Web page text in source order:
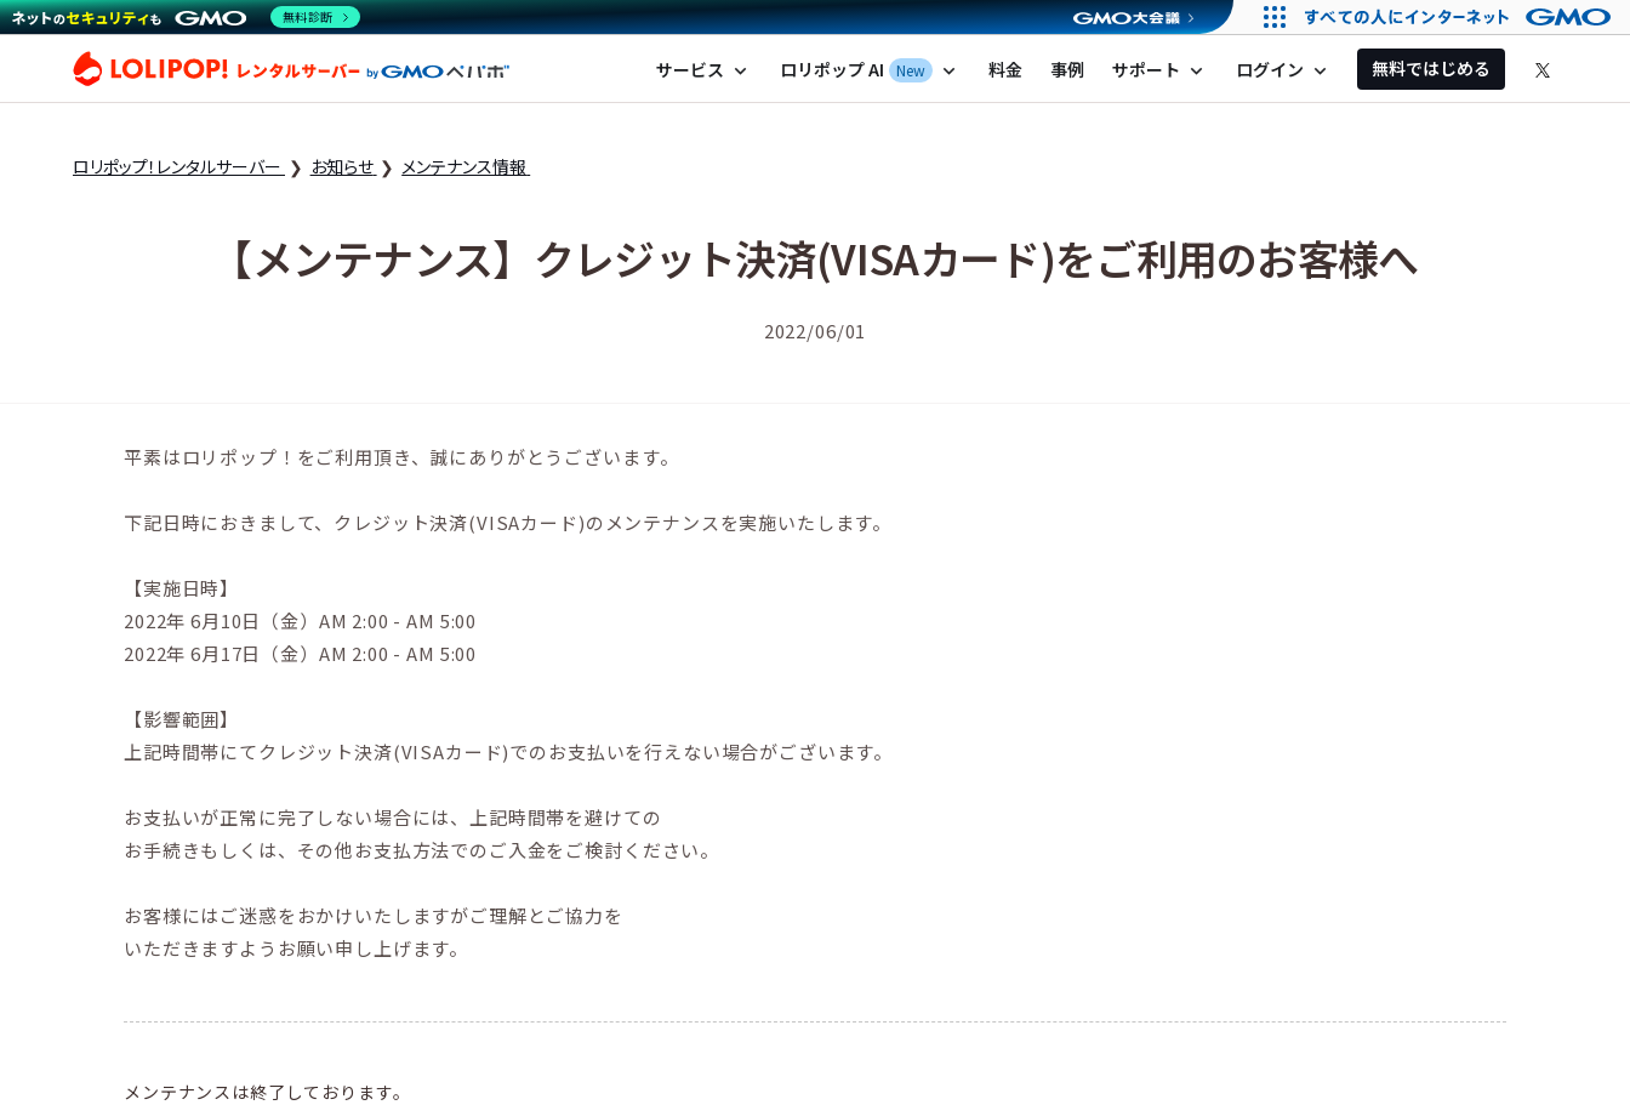
ロリポップ！レンタルサーバー by GMOペパボ
サービス expand_more ロリポップ AI New expand_more 料金 事例 サポート expand_more ログイン expand_more 無料ではじめる
ロリポップ！レンタルサーバー お知らせ メンテナンス情報
【メンテナンス】クレジット決済(VISAカード)をご利用のお客様へ
2022/06/01
平素はロリポップ！をご利用頂き、誠にありがとうございます。
下記日時におきまして、クレジット決済(VISAカード)のメンテナンスを実施いたします。
【実施日時】
2022年 6月10日（金）AM 2:00 - AM 5:00
2022年 6月17日（金）AM 2:00 - AM 5:00
【影響範囲】
上記時間帯にてクレジット決済(VISAカード)でのお支払いを行えない場合がございます。
お支払いが正常に完了しない場合には、上記時間帯を避けての
お手続きもしくは、その他お支払方法でのご入金をご検討ください。
お客様にはご迷惑をおかけいたしますがご理解とご協力を
いただきますようお願い申し上げます。
メンテナンスは終了しております。
無料診断